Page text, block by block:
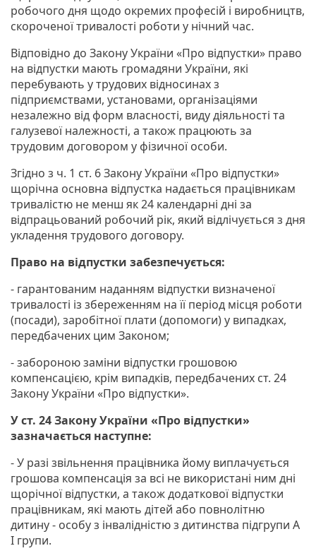
робочого дня щодо окремих професій і виробництв,
скороченої тривалості роботи у нічний час.
Відповідно до Закону України «Про відпустки» право
на відпустки мають громадяни України, які
перебувають у трудових відносинах з
підприємствами, установами, організаціями
незалежно від форм власності, виду діяльності та
галузевої належності, а також працюють за
трудовим договором у фізичної особи.
Згідно з ч. 1 ст. 6 Закону України «Про відпустки»
щорічна основна відпустка надається працівникам
тривалістю не менш як 24 календарні дні за
відпрацьований робочий рік, який відлічується з дня
укладення трудового договору.
Право на відпустки забезпечується:
- гарантованим наданням відпустки визначеної
тривалості із збереженням на її період місця роботи
(посади), заробітної плати (допомоги) у випадках,
передбачених цим Законом;
- забороною заміни відпустки грошовою
компенсацією, крім випадків, передбачених ст. 24
Закону України «Про відпустки».
У ст. 24 Закону України «Про відпустки»
зазначається наступне:
- У разі звільнення працівника йому виплачується
грошова компенсація за всі не використані ним дні
щорічної відпустки, а також додаткової відпустки
працівникам, які мають дітей або повнолітню
дитину - особу з інвалідністю з дитинства підгрупи А
I групи.